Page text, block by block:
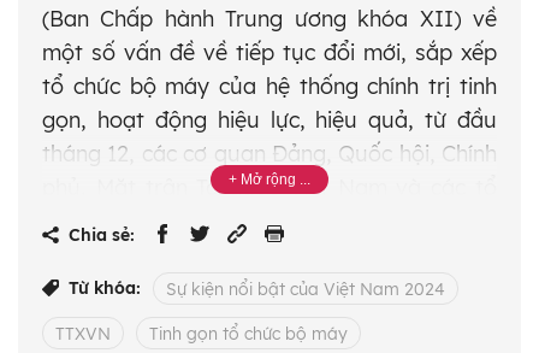
(Ban Chấp hành Trung ương khóa XII) về
một số vấn đề về tiếp tục đổi mới, sắp xếp
tổ chức bộ máy của hệ thống chính trị tinh
gọn, hoạt động hiệu lực, hiệu quả, từ đầu
tháng 12, các cơ quan Đảng, Quốc hội, Chính
phủ, Mặt trận Tổ quốc Việt Nam và các tổ
chức chính trị xã hội khẩn trương xây dựng
I/2025. Với tinh thần "Trung ương làm
gương, địa phương hưởng ứng", các cơ quan
Chia sẻ:
Từ khóa: Sự kiện nổi bật của Việt Nam 2024
TTXVN Tinh gọn tổ chức bộ máy